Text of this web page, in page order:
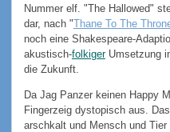
Nummer elf. "The Hallowed"
dar, nach "Thane To The
noch eine Shakespeare-
akustisch-folkigerUmsetzung
die Zukunft.
Da Jag Panzer keinen Happy
Fingerzeig dystopisch aus.
arschkalt und Mensch und Tier